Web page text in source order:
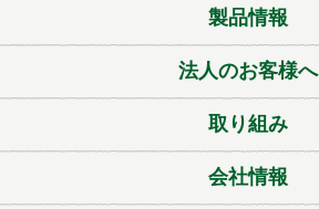
製品情報
法人のお客様へ
取り組み
会社情報